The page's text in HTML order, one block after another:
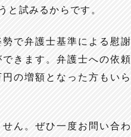
と試みるからです。
で弁護士基準による慰謝
きます。弁護士への依頼
の増額となった方もいら
ん。ぜひ一度お問い合わ